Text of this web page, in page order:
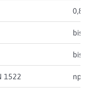
0,80
bis 48
bis
1522 npd